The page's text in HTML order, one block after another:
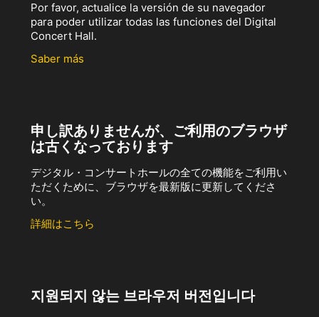
Por favor, actualice la versión de su navegador
para poder utilizar todas las funciones del Digital
Concert Hall.
Saber más
申し訳ありませんが、ご利用のブラウザ
は古くなっております
デジタル・コンサートホールの全ての機能をご利用い
ただくために、ブラウザを最新版に更新してくださ
い。
詳細はこちら
지원되지 않는 브라우저 버전입니다